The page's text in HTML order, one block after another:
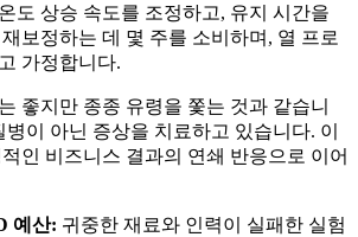
도 상승 속도를 조정하고, 유지 시간을
보정하는 데 몇 주를 소비하며, 열 프로
가정합니다.
좋지만 종종 유령을 쫓는 것과 같습니
이 아닌 증상을 치료하고 있습니다. 이
인 비즈니스 결과의 연쇄 반응으로 이어
예산: 귀중한 재료와 인력이 실패한 실험